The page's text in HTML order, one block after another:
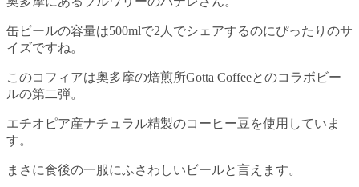
缶ビールの容量は500mlで2人でシェアするのにぴったりのサ
イズですね。
このコフィアは奥多摩の焙煎所Gotta Coffeeとのコラボビー
ルの第二弾。
エチオピア産ナチュラル精製のコーヒー豆を使用していま
す。
まさに食後の一服にふさわしいビールと言えます。